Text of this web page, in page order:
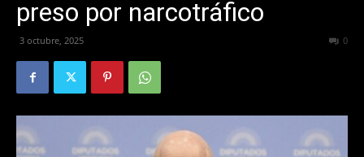
preso por narcotráfico
3 octubre, 2025 0